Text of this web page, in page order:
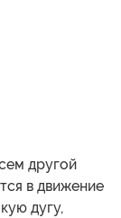
другой
в движение
дугу,